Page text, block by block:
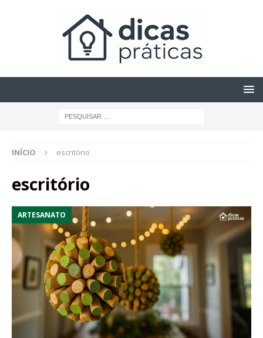
INÍCIO escritório
escritório
ARTESANATO